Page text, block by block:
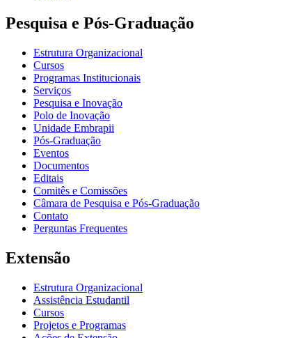
Pesquisa e Pós-Graduação
Estrutura Organizacional
Cursos
Programas Institucionais
Serviços
Pesquisa e Inovação
Polo de Inovação
Unidade Embrapii
Pós-Graduação
Eventos
Documentos
Editais
Comitês e Comissões
Câmara de Pesquisa e Pós-Graduação
Contato
Perguntas Frequentes
Extensão
Estrutura Organizacional
Assistência Estudantil
Cursos
Projetos e Programas